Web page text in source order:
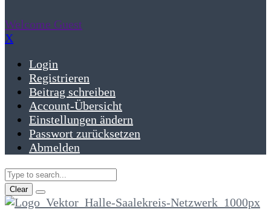
Welcome Guest
X
Login
Registrieren
Beitrag schreiben
Account-Übersicht
Einstellungen ändern
Passwort zurücksetzen
Abmelden
Clear